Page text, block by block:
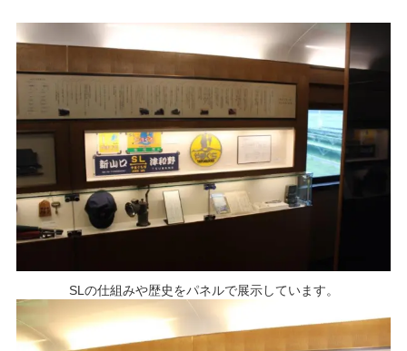
SLの仕組みや歴史をパネルで展示しています。